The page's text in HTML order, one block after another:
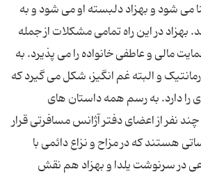
می شود و بهزاد دلبسته او می شود و به
بهزاد در این راه تمامی مشکلات از جمله
مالی و عاطفی خانواده را می پذیرد. به
و البته غم انگیز، شکل می گیرد که
را دارد. به رسم همه داستان های
نفر از اعضای دفتر آژانس مسافرتی قرار
هستند که در مزاح و نزاع دائمی با
در سرنوشت یلدا و بهزاد هم نقش